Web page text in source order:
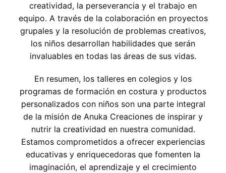
creatividad, la perseverancia y el trabajo en
equipo. A través de la colaboración en proyectos
grupales y la resolución de problemas creativos,
los niños desarrollan habilidades que serán
invaluables en todas las áreas de sus vidas.
En resumen, los talleres en colegios y los
programas de formación en costura y productos
personalizados con niños son una parte integral
de la misión de Anuka Creaciones de inspirar y
nutrir la creatividad en nuestra comunidad.
Estamos comprometidos a ofrecer experiencias
educativas y enriquecedoras que fomenten la
imaginación, el aprendizaje y el crecimiento